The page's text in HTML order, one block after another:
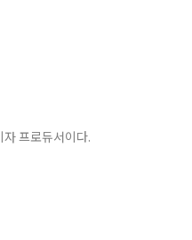
프로듀서이다.